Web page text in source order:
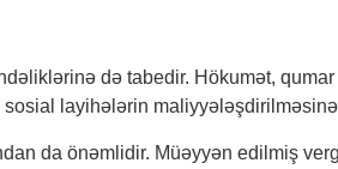
də tabedir. Hökumət,
layihələrin maliyyələşdirilməsinə
da önəmlidir. Müəyyən edilmiş